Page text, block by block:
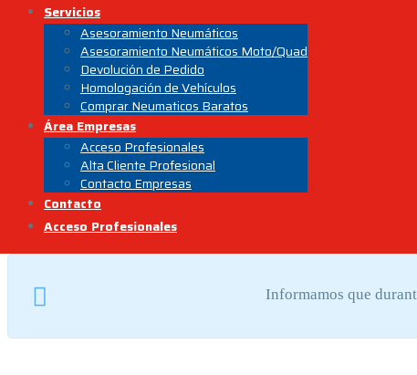
Servicios
Asesoramiento Neumáticos
Asesoramiento Neumáticos Moto/Quad
Devolución de Pedido
Homologación de Vehículos
Comprar Neumaticos Baratos
Área Empresas
Acceso Profesionales
Alta Cliente Profesional
Contacto Empresas
Contacto
Acceso Profesionales
Informamos que